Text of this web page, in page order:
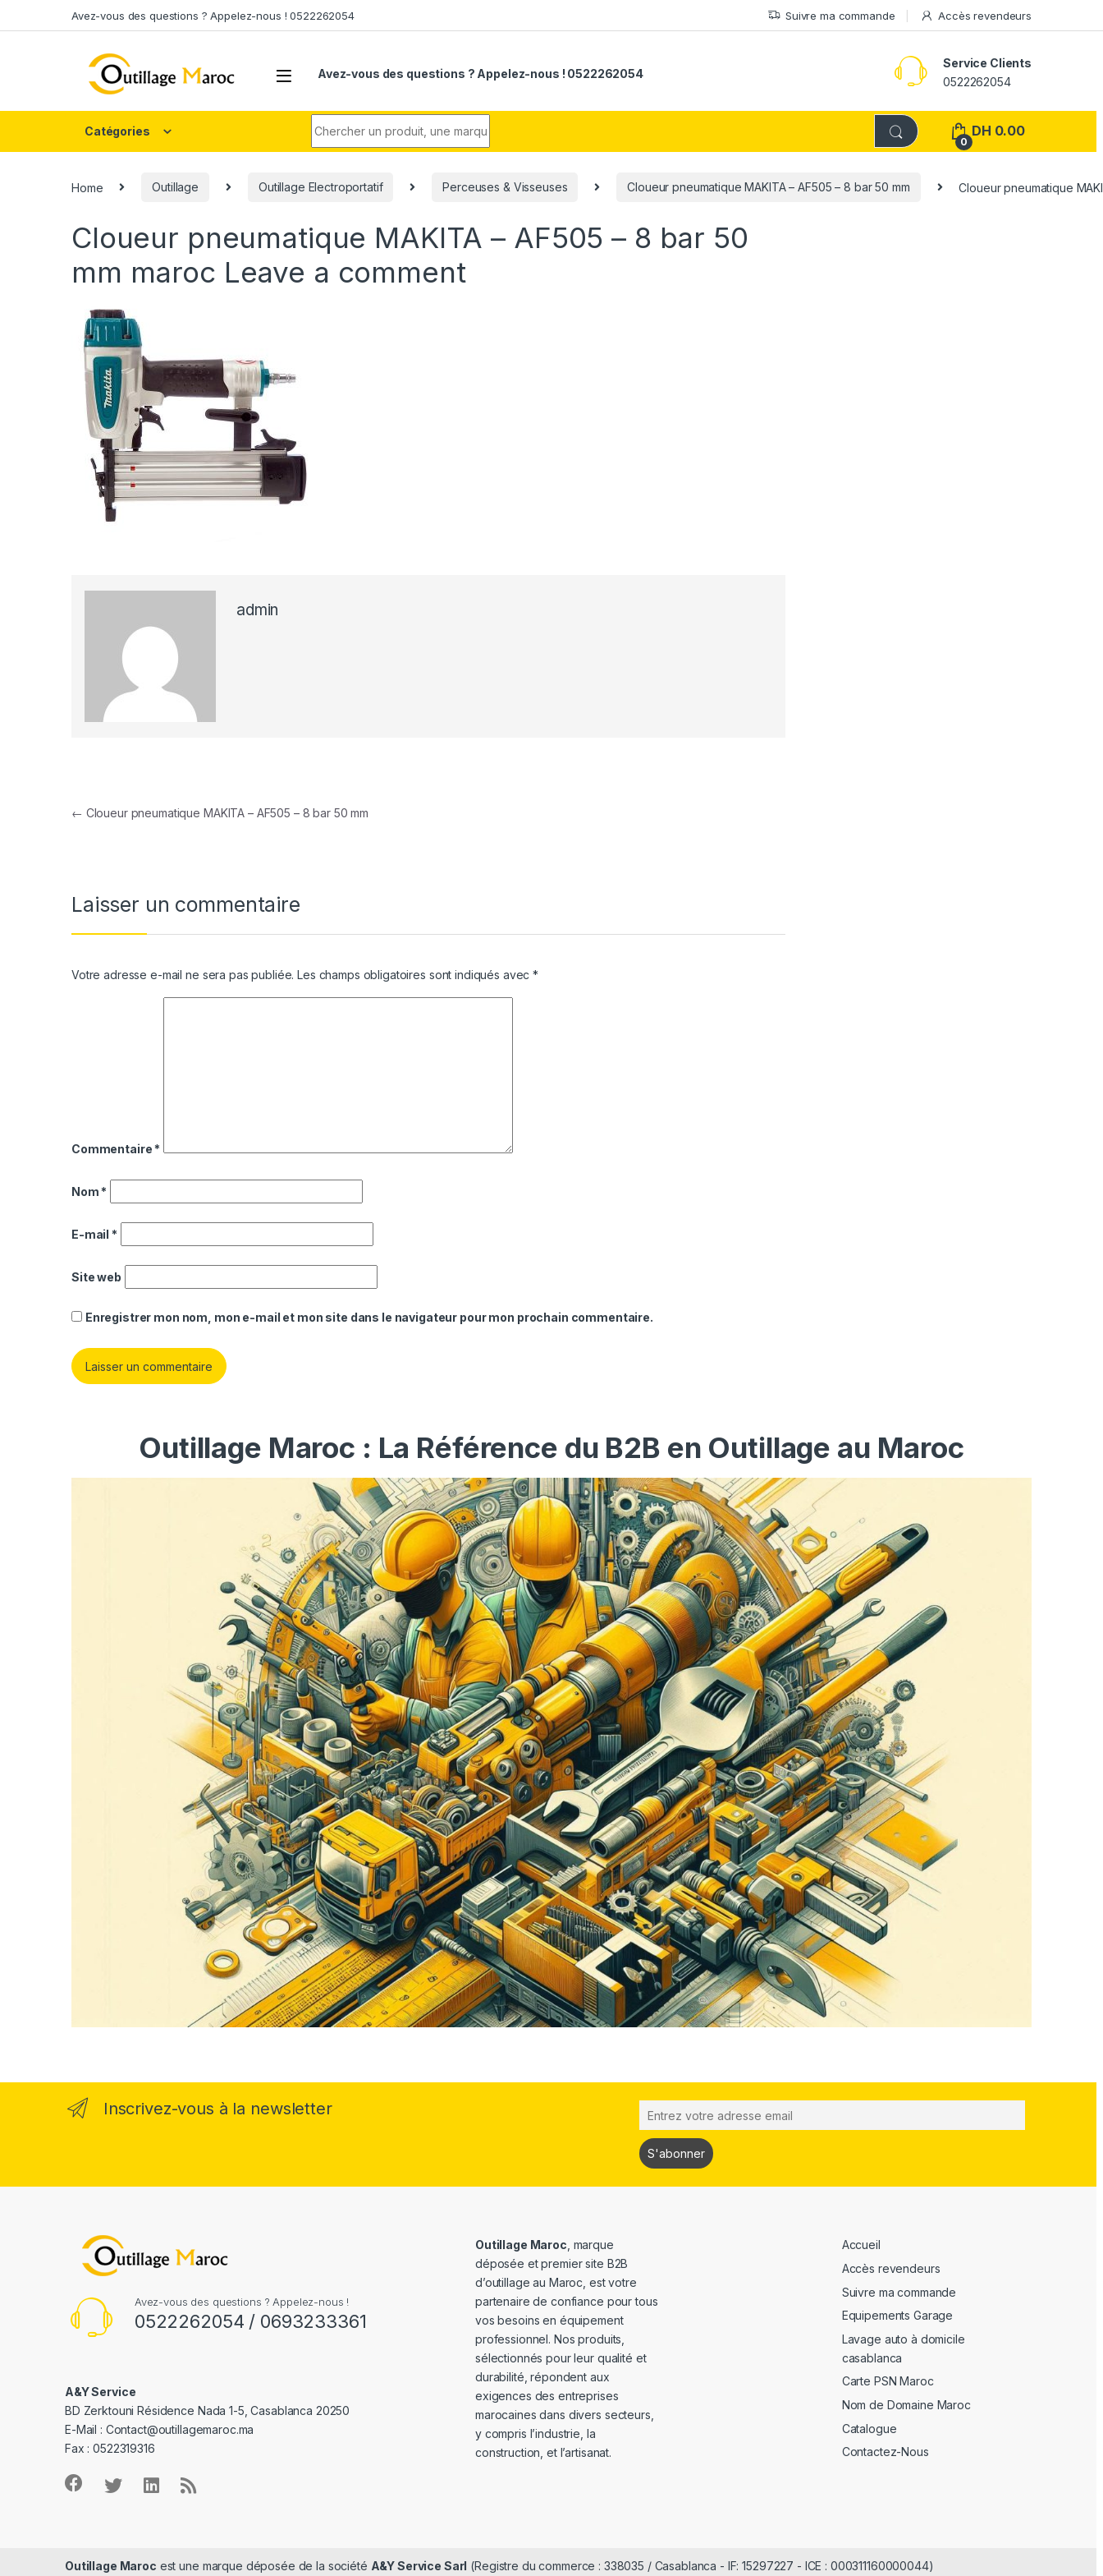
Avez-vous des questions ? Appelez-nous ! 0522262054 Suivre ma commande Accès revendeurs
Avez-vous des questions ? Appelez-nous ! 0522262054
Service Clients
0522262054
Catégories
0
DH 0.00
Home Outillage Outillage Electroportatif Perceuses & Visseuses Cloueur pneumatique MAKITA – AF505 – 8 bar 50 mm Cloueur pneumatique
Cloueur pneumatique MAKITA – AF505 – 8 bar 50
mm maroc Leave a comment
admin
Navigation de l’article
← Cloueur pneumatique MAKITA – AF505 – 8 bar 50 mm
Laisser un commentaire
Votre adresse e-mail ne sera pas publiée. Les champs obligatoires sont indiqués avec*
Commentaire *
Nom *
E-mail *
Site web
Enregistrer mon nom, mon e-mail et mon site dans le navigateur pour mon prochain commentaire.
Outillage Maroc : La Référence du B2B en Outillage au Maroc
Inscrivez-vous à la newsletter
Avez-vous des questions ? Appelez-nous !
0522262054 / 0693233361
A&Y Service
BD Zerktouni Résidence Nada 1-5, Casablanca 20250
E-Mail : Contact@outillagemaroc.ma
Fax : 0522319316
Outillage Maroc, marque
déposée et premier site B2B
d’outillage au Maroc, est votre
partenaire de confiance pour tous
vos besoins en équipement
professionnel. Nos produits,
sélectionnés pour leur qualité et
durabilité, répondent aux
exigences des entreprises
marocaines dans divers secteurs,
y compris l’industrie, la
construction, et l’artisanat.
Accueil
Accès revendeurs
Suivre ma commande
Equipements Garage
Lavage auto à domicile
casablanca
Carte PSN Maroc
Nom de Domaine Maroc
Catalogue
Contactez-Nous
Outillage Maroc est une marque déposée de la société A&Y Service Sarl (Registre du commerce : 338035 / Casablanca - IF: 15297227 - ICE : 000311160000044)